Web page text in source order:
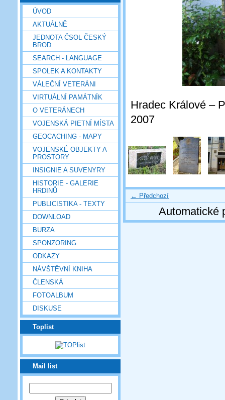
ÚVOD
AKTUÁLNĚ
JEDNOTA ČSOL ČESKÝ
BROD
SEARCH - LANGUAGE
SPOLEK A KONTAKTY
VÁLEČNÍ VETERÁNI
VIRTUÁLNÍ PAMÁTNÍK
O VETERÁNECH
VOJENSKÁ PIETNÍ MÍSTA
GEOCACHING - MAPY
VOJENSKÉ OBJEKTY A
PROSTORY
INSIGNIE A SUVENYRY
HISTORIE - GALERIE
HRDINŮ
PUBLICISTIKA - TEXTY
DOWNLOAD
BURZA
SPONZORING
ODKAZY
NÁVŠTĚVNÍ KNIHA
ČLENSKÁ
FOTOALBUM
DISKUSE
Toplist
Mail list
Hradec Králové –
2007
← Předchozí
Automatické